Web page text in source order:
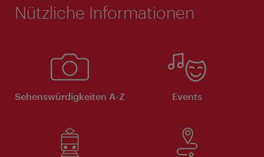
Nützliche Informationen
Sehenswürdigkeiten A-Z Events